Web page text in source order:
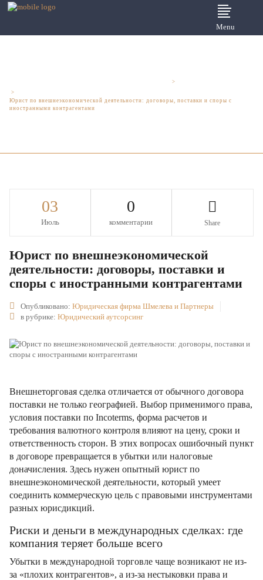
Menu
>
>
Юрист по внешнеэкономической деятельности: договоры, поставки и споры с
иностранными контрагентами
03
Июль
0
комментарии Share
Юрист по внешнеэкономической
деятельности: договоры, поставки и
споры с иностранными контрагентами
Опубликовано: Юридическая фирма Шмелева и Партнеры
в рубрике: Юридический аутсорсинг
Внешнеторговая сделка отличается от обычного договора
поставки не только географией. Выбор применимого права,
условия поставки по Incoterms, форма расчетов и
требования валютного контроля влияют на цену, сроки и
ответственность сторон. В этих вопросах ошибочный пункт
в договоре превращается в убытки или налоговые
доначисления. Здесь нужен опытный юрист по
внешнеэкономической деятельности, который умеет
соединить коммерческую цель с правовыми инструментами
разных юрисдикций.
Риски и деньги в международных сделках: где
компания теряет больше всего
Убытки в международной торговле чаще возникают не из-
за «плохих контрагентов», а из-за нестыковки права и